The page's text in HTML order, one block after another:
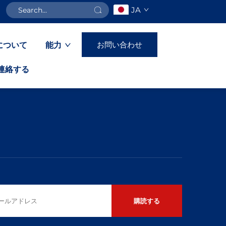
JA
ついて 能力
絡する
お問い合わせ
購読する